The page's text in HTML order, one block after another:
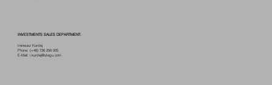
INVESTMENTS SALES DEPARTMENT:
Ireneusz Kurdej
Phone:(+48) 736 256 005
E-Mail:i.kurdej@stegu.com